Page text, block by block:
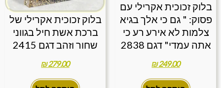
בלוק זכוכית אקרילי עם
פסוק: " גם כי אלך בגיא
צלמות לא אירע רע כי
אתה עמדי" דגם 2838
₪249.00
בלוק זכוכית אקרילי של
ברכת אשת חיל בגווני
שחור וזהב דגם 2415
₪279.00